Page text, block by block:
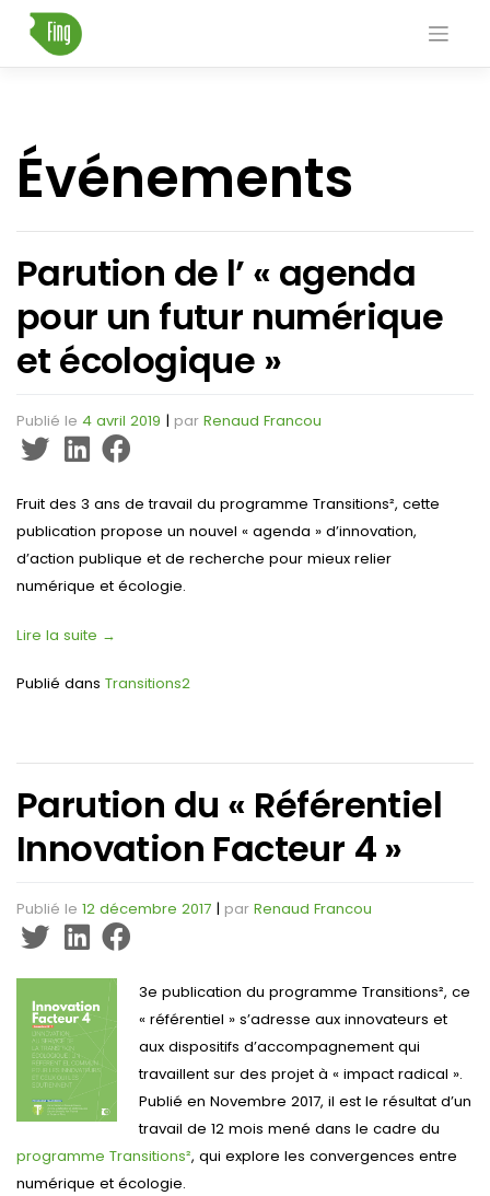
content
Événements
Parution de l’ « agenda
pour un futur numérique
et écologique »
Publié le 4 avril 2019 | par Renaud Francou
Fruit des 3 ans de travail du programme Transitions², cette
publication propose un nouvel « agenda » d’innovation,
d’action publique et de recherche pour mieux relier
numérique et écologie.
Lire la suite →
Publié dans Transitions2
Parution du « Référentiel
Innovation Facteur 4 »
Publié le 12 décembre 2017 | par Renaud Francou
3e publication du programme Transitions², ce
« référentiel » s’adresse aux innovateurs et
aux dispositifs d’accompagnement qui
travaillent sur des projet à « impact radical ».
Publié en Novembre 2017, il est le résultat d’un
travail de 12 mois mené dans le cadre du
programme Transitions², qui explore les convergences entre
numérique et écologie.